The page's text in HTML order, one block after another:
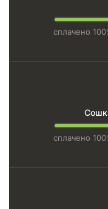
сплачено
сплачено